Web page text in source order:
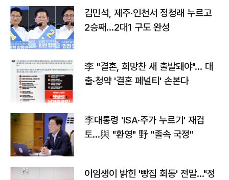
김민석, 제주·인천서 정청래 누르고
2승째…2대1 구도 완성
李 "결혼, 희망찬 새 출발돼야"… 대
출·청약 '결혼 페널티' 손본다
李대통령 'ISA·주가 누르기' 재검
토…與 "환영" 野 "졸속 국정"
이임생이 밝힌 '빵집 회동' 전말…"정